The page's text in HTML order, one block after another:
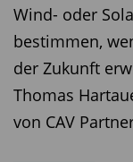
Wind- oder
bestimmen,
der Zukunft
Thomas
von CAV